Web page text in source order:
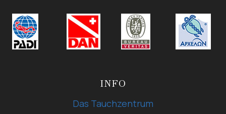
INFO
Das Tauchzentrum